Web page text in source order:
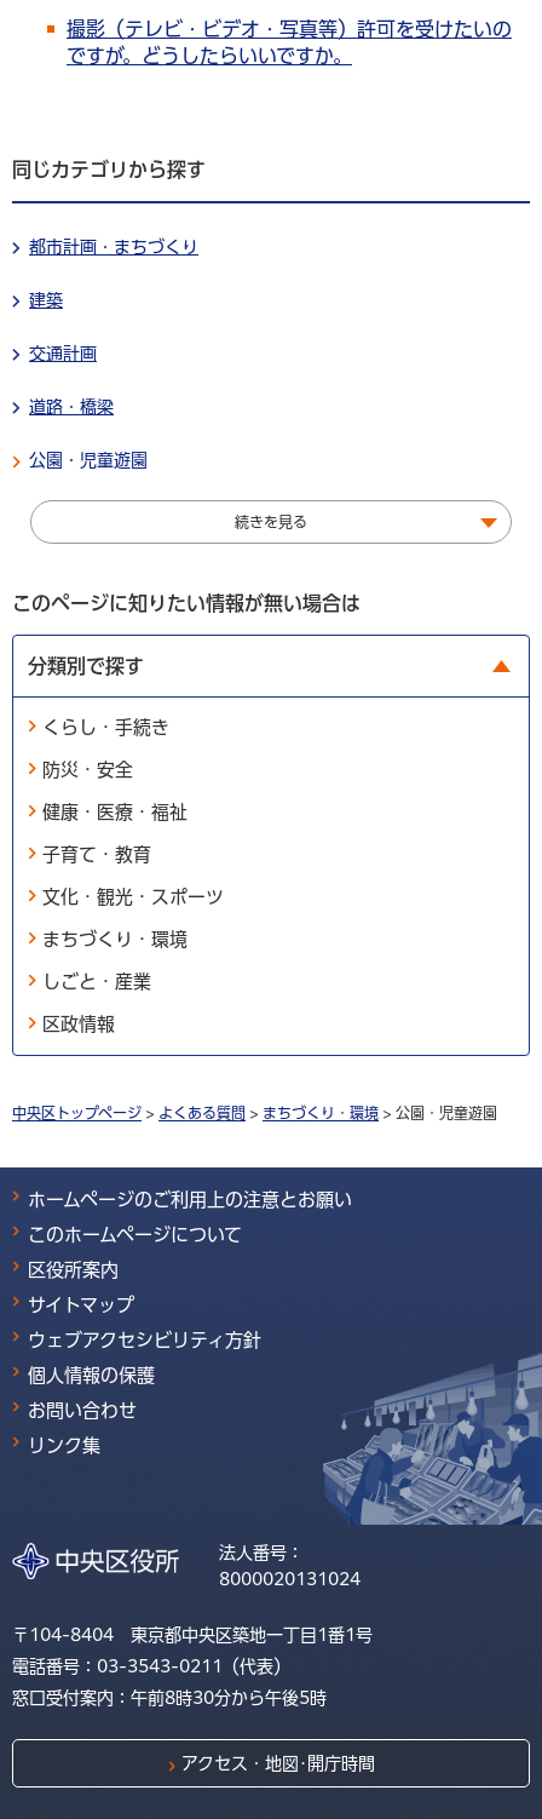
撮影（テレビ・ビデオ・写真等）許可を受けたいの
ですが。どうしたらいいですか。
同じカテゴリから探す
都市計画・まちづくり
建築
交通計画
道路・橋梁
公園・児童遊園
続きを見る
このページに知りたい情報が無い場合は
分類別で探す
くらし・手続き
防災・安全
健康・医療・福祉
子育て・教育
文化・観光・スポーツ
まちづくり・環境
しごと・産業
区政情報
中央区トップページ > よくある質問 > まちづくり・環境 > 公園・児童遊園
ホームページのご利用上の注意とお願い
このホームページについて
区役所案内
サイトマップ
ウェブアクセシビリティ方針
個人情報の保護
お問い合わせ
リンク集
法人番号：
8000020131024
〒104-8404 東京都中央区築地一丁目1番1号
電話番号：03-3543-0211（代表）
窓口受付案内：午前8時30分から午後5時
アクセス・地図･開庁時間